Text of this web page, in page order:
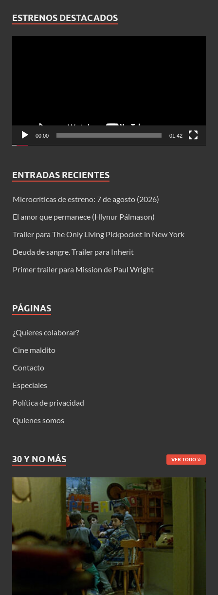
ESTRENOS DESTACADOS
00:00 01:42
ENTRADAS RECIENTES
Microcríticas de estreno: 7 de agosto (2026)
El amor que permanece (Hlynur Pálmason)
Trailer para The Only Living Pickpocket in New York
Deuda de sangre. Trailer para Inherit
Primer trailer para Mission de Paul Wright
PÁGINAS
¿Quieres colaborar?
Cine maldito
Contacto
Especiales
Política de privacidad
Quienes somos
30 Y NO MÁS VER TODO